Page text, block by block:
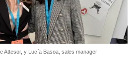
Attesor, y Lucía Basoa, sales manager